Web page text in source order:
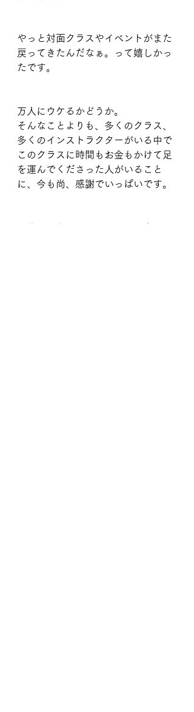
やっと対面クラスやイベントがまた
戻ってきたんだなぁ。って嬉しかっ
たです。
万人にウケるかどうか。
そんなことよりも、多くのクラス、
多くのインストラクターがいる中で
このクラスに時間もお金もかけて足
を運んでくださった人がいること
に、今も尚、感謝でいっぱいです。